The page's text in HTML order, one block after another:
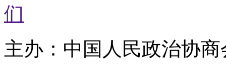
们
主办：中国人民政治协